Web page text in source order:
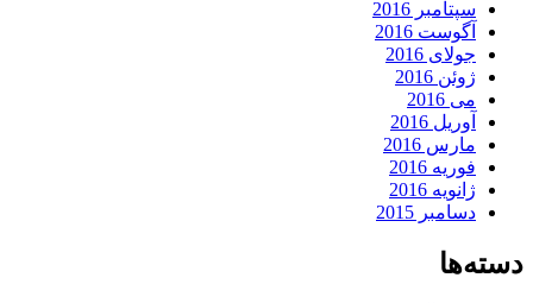
سپتامبر 2016
آگوست 2016
جولای 2016
ژوئن 2016
می 2016
آوریل 2016
مارس 2016
فوریه 2016
ژانویه 2016
دسامبر 2015
دسته‌ها